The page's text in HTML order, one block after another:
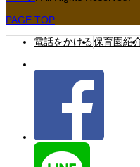
PAGE TOP
電話をかける保育園紹